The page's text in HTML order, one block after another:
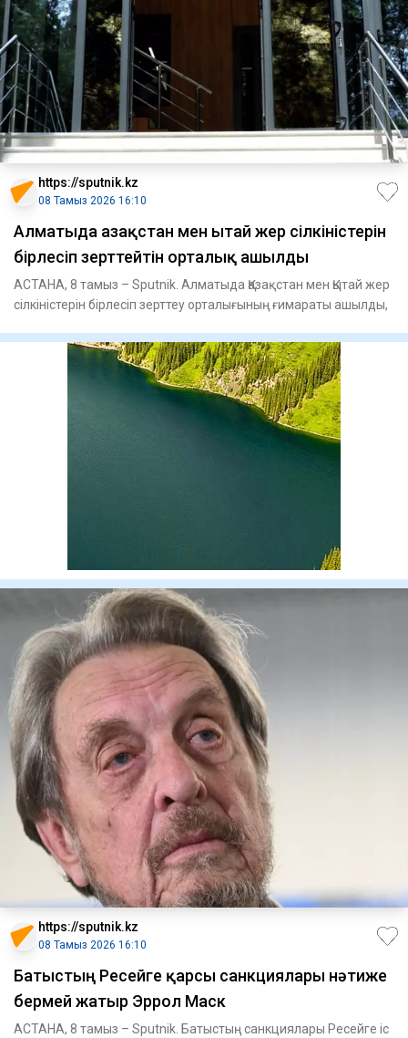
https://sputnik.kz
08 Тамыз 2026 16:10
Алматыда Қазақстан мен Қытай жер сілкіністерін
бірлесіп зерттейтін орталық ашылды
АСТАНА, 8 тамыз – Sputnik. Алматыда Қазақстан мен Қытай жер
сілкіністерін бірлесіп зерттеу орталығының ғимараты ашылды,
https://sputnik.kz
08 Тамыз 2026 16:10
Батыстың Ресейге қарсы санкциялары нәтиже
бермей жатыр Эррол Маск
АСТАНА, 8 тамыз – Sputnik. Батыстың санкциялары Ресейге іс